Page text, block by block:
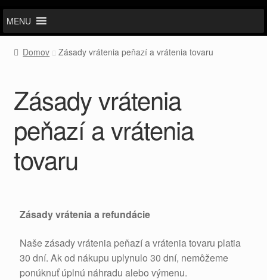
MENU
Domov Zásady vrátenia peňazí a vrátenia tovaru
Zásady vrátenia
peňazí a vrátenia
tovaru
Zásady vrátenia a refundácie
Naše zásady vrátenia peňazí a vrátenia tovaru platia
30 dní. Ak od nákupu uplynulo 30 dní, nemôžeme
ponúknuť úplnú náhradu alebo výmenu.